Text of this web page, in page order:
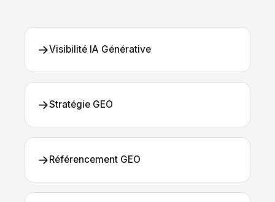
→Visibilité IA Générative
→Stratégie GEO
→Référencement GEO